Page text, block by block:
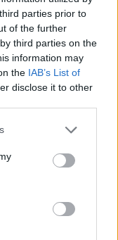
parties prior to
of the further
third parties on the
information may
the IAB’s List of
disclose it to other
da utilizzare nelle
della vita scolastica.
possa farcela da
di educare le nuove
Per questo da
gli strumenti per
molto diffuse negli
, Presidente